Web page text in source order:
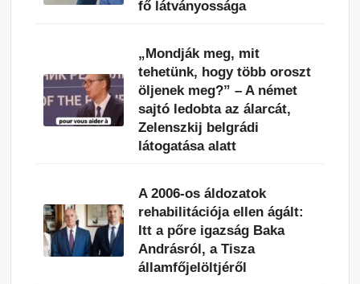
fő látványossága
„Mondják meg, mit
tehetünk, hogy több oroszt
öljenek meg?” – A német
sajtó ledobta az álarcát,
Zelenszkij belgrádi
látogatása alatt
A 2006-os áldozatok
rehabilitációja ellen ágált:
Itt a pőre igazság Baka
Andrásról, a Tisza
államfőjelöltjéről